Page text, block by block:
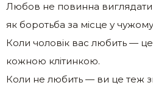
Любов не повинна виглядати
як боротьба за місце у
Коли чоловік вас любить — це
кожною клітинкою.
Коли не любить — ви це теж